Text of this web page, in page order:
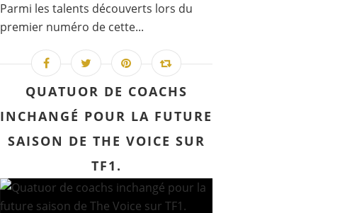
Parmi les talents découverts lors du
premier numéro de cette...
QUATUOR DE COACHS
INCHANGÉ POUR LA FUTURE
SAISON DE THE VOICE SUR
TF1.